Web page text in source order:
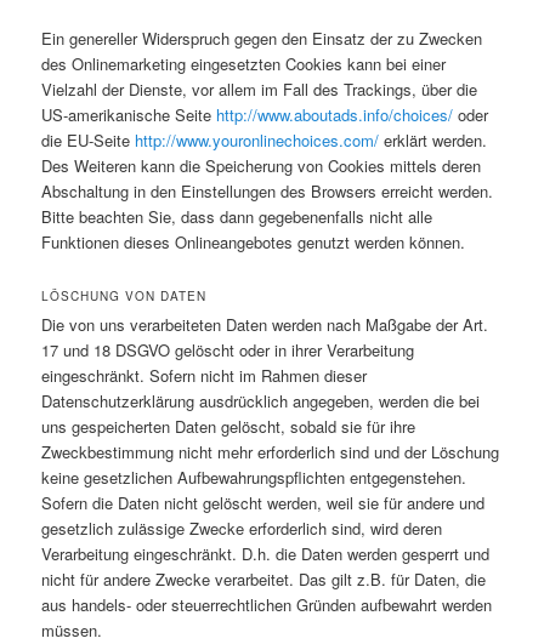
Ein genereller Widerspruch gegen den Einsatz der zu Zwecken
des Onlinemarketing eingesetzten Cookies kann bei einer
Vielzahl der Dienste, vor allem im Fall des Trackings, über die
US-amerikanische Seite http://www.aboutads.info/choices/ oder
die EU-Seite http://www.youronlinechoices.com/ erklärt werden.
Des Weiteren kann die Speicherung von Cookies mittels deren
Abschaltung in den Einstellungen des Browsers erreicht werden.
Bitte beachten Sie, dass dann gegebenenfalls nicht alle
Funktionen dieses Onlineangebotes genutzt werden können.
LÖSCHUNG VON DATEN
Die von uns verarbeiteten Daten werden nach Maßgabe der Art.
17 und 18 DSGVO gelöscht oder in ihrer Verarbeitung
eingeschränkt. Sofern nicht im Rahmen dieser
Datenschutzerklärung ausdrücklich angegeben, werden die bei
uns gespeicherten Daten gelöscht, sobald sie für ihre
Zweckbestimmung nicht mehr erforderlich sind und der Löschung
keine gesetzlichen Aufbewahrungspflichten entgegenstehen.
Sofern die Daten nicht gelöscht werden, weil sie für andere und
gesetzlich zulässige Zwecke erforderlich sind, wird deren
Verarbeitung eingeschränkt. D.h. die Daten werden gesperrt und
nicht für andere Zwecke verarbeitet. Das gilt z.B. für Daten, die
aus handels- oder steuerrechtlichen Gründen aufbewahrt werden
müssen.